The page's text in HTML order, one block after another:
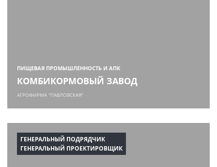
ПИЩЕВАЯ ПРОМЫШЛЕННОСТЬ И АПК
КОМБИКОРМОВЫЙ ЗАВОД
АГРОФИРМА "ПАВЛОВСКАЯ"
ГЕНЕРАЛЬНЫЙ ПОДРЯДЧИК
ГЕНЕРАЛЬНЫЙ ПРОЕКТИРОВЩИК